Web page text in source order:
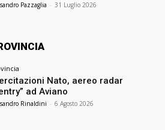
Pazzaglia - 31 Luglio 2026
Nato, aereo radar
ad Aviano
Rinaldini - 6 Agosto 2026